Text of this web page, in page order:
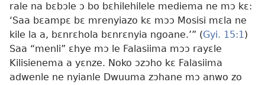
rale na bɛbɔle ɔ bo bɛhilehilele mediema ne mɔ kɛ:
‘Saa bɛampɛ bɛ mrenyiazo kɛ mɔɔ Mosisi mɛla ne
kile la a, bɛnrɛhola bɛnrɛnyia ngoane.’” (Gyi. 15:1)
Saa “menli” ɛhye mɔ le Falasiima mɔɔ rayɛle
Kilisienema a yɛnze. Noko ɔzɔho kɛ Falasiima
adwenle ne nyianle Dwuuma zɔhane mɔ anwo zo